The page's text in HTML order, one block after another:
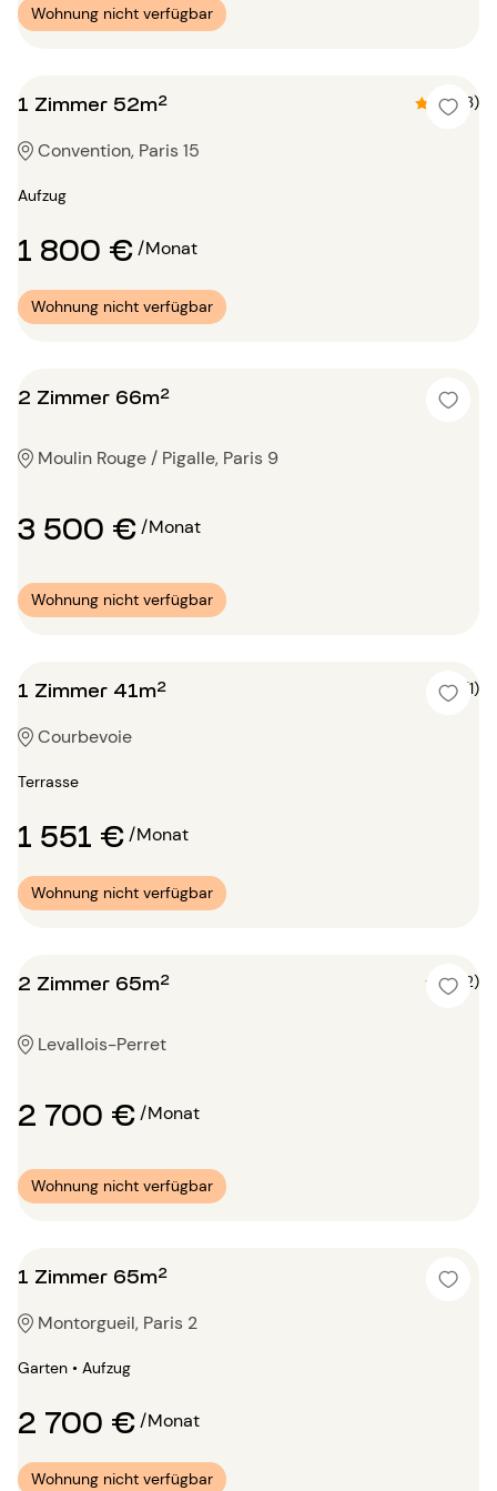
Wohnung nicht verfügbar
1 Zimmer 52m² 4.7 (3)
Convention, Paris 15
Aufzug
1 800 €/Monat
Wohnung nicht verfügbar
2 Zimmer 66m²
Moulin Rouge / Pigalle, Paris 9
3 500 €/Monat
Wohnung nicht verfügbar
1 Zimmer 41m² 5 (1)
Courbevoie
Terrasse
1 551 €/Monat
Wohnung nicht verfügbar
2 Zimmer 65m² 5 (2)
Levallois-Perret
2 700 €/Monat
Wohnung nicht verfügbar
1 Zimmer 65m²
Montorgueil, Paris 2
Garten • Aufzug
2 700 €/Monat
Wohnung nicht verfügbar